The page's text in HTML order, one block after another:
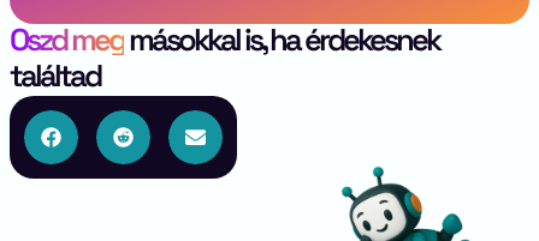
Oszd megmásokkal is, ha érdekesnek
találtad